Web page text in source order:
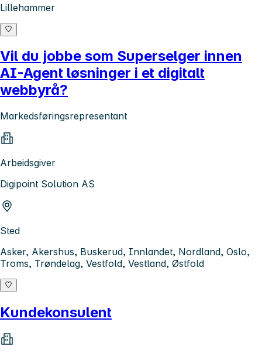
Lillehammer
Vil du jobbe som Superselger innen
AI-Agent løsninger i et digitalt
webbyrå?
Markedsføringsrepresentant
Arbeidsgiver
Digipoint Solution AS
Sted
Asker, Akershus, Buskerud, Innlandet, Nordland, Oslo,
Troms, Trøndelag, Vestfold, Vestland, Østfold
Kundekonsulent